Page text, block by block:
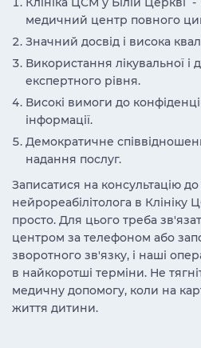
медичний центр повного
Значний досвід і висока
Використання лікувальної і
експертного рівня.
Високі вимоги до
інформації.
Демократичне
надання послуг.
Записатися на консультацію
нейрореабілітолога в Клініку
просто. Для цього треба
центром за телефоном або
зворотного зв'язку, і наші
в найкоротші терміни. Не
медичну допомогу, коли на
життя дитини.